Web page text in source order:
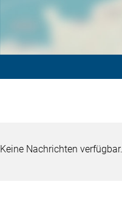
Keine Nachrichten verfügbar.